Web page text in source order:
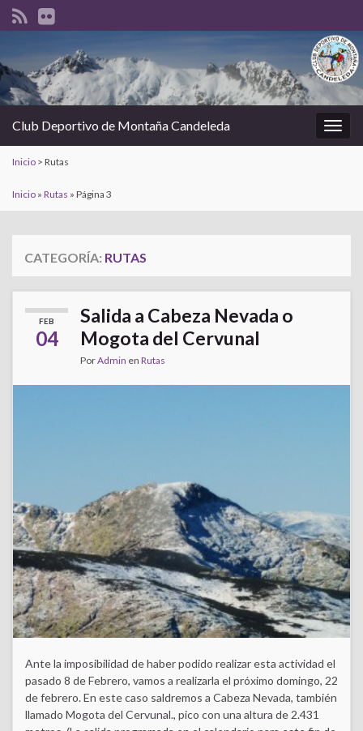
la
Club Deportivo de Montaña Candeleda
Inicio > Rutas
Inicio » Rutas » Página 3
CATEGORÍA: RUTAS
FEB
04
Salida a Cabeza Nevada o
Mogota del Cervunal
PorAdmin en Rutas
Ante la imposibilidad de haber podido realizar esta actividad el
pasado 8 de Febrero, vamos a realizarla el próximo domingo, 22
de febrero. En este caso saldremos a Cabeza Nevada, también
llamado Mogota del Cervunal., pico con una altura de 2.431